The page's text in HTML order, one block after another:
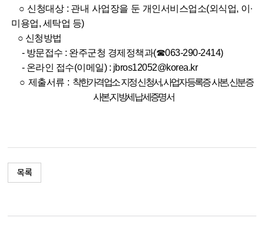
○ 신청대상 : 관내 사업장을 둔 개인서비스업소(외식업, 이·
미용업, 세탁업 등)
○ 신청방법
- 방문접수 : 완주군청 경제정책과(☎063-290-2414)
- 온라인 접수(이메일) : jbros12052@korea.kr
○ 제출서류 : 착한가격업소 지정 신청서, 사업자등록증 사본, 신분증
사본, 지방세 납세증명서
목록